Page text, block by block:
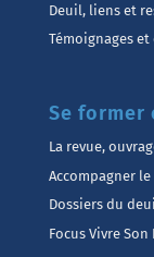
Deuil, liens et
Témoignages
Se former
La revue,
Accompagner
Dossiers du
Focus Vivre Son